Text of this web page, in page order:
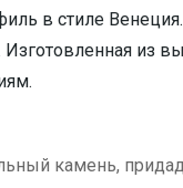
в стиле
из
камень,